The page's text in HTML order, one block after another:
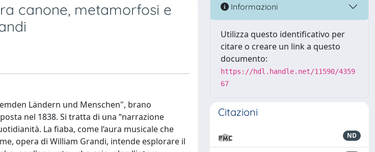
canone, metamorfosi e
Ländern und Menschen", brano
nel 1838. Si tratta di una “narrazione
La fiaba, come l’aura musicale che
opera di William Grandi, intende esplorare il
Informazioni
Utilizza questo identificativo per
citare o creare un link a questo
documento:
https://hdl.handle.net/11590/4359
67
Citazioni
ND